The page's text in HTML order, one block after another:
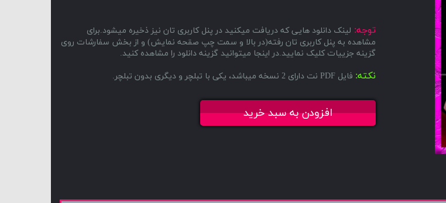
توجه: لینک دانلود هایی که دریافت میکنید در پنل کاربری تان نیز ذخیره میشود.برای
مشاهده به پنل کاربری تان رفته(در بالا و سمت چپ صقحه نمایش) و از بخش سفارشات روی
گزینه جزییات کلیک نمایید.در اینجا میتوانید گزینه دانلود را مشاهده کنید.
نکته: فایل PDF نت دارای 2 نسخه میباشد، یکی با تبلچر و دیگری بدون تبلچر.
افزودن به سبد خرید